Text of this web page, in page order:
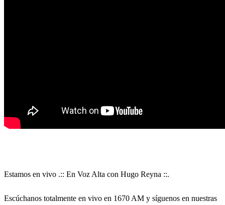
Estamos en vivo .:: En Voz Alta con Hugo Reyna ::.
Escúchanos totalmente en vivo en 1670 AM y síguenos en nuestras